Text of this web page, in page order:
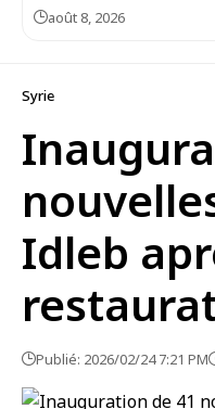
août 8, 2026
Syrie
Idleb
Publié: 2026/02/24 7:21 PM